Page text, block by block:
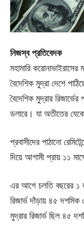
নিজস্ব প্রতিবেদক
মহামারি
বৈদেশিক মুদ্রা দেশে
বৈদেশিক মুদ্রার
ডলারে। যা অতীতের
প্রবাসীদের পাঠানো
দিয়ে আগামী প্রায় ১১
এর আগে চলতি বছরের ১
রিজার্ভ দাঁড়ায় ৪৫
মুদ্রার রিজার্ভ ছিল ৪৫